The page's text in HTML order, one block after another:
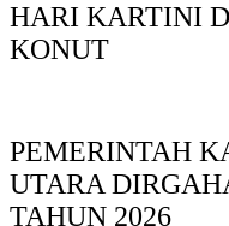
HARI KARTINI
KONUT
PEMERINTAH
UTARA
TAHUN 2026